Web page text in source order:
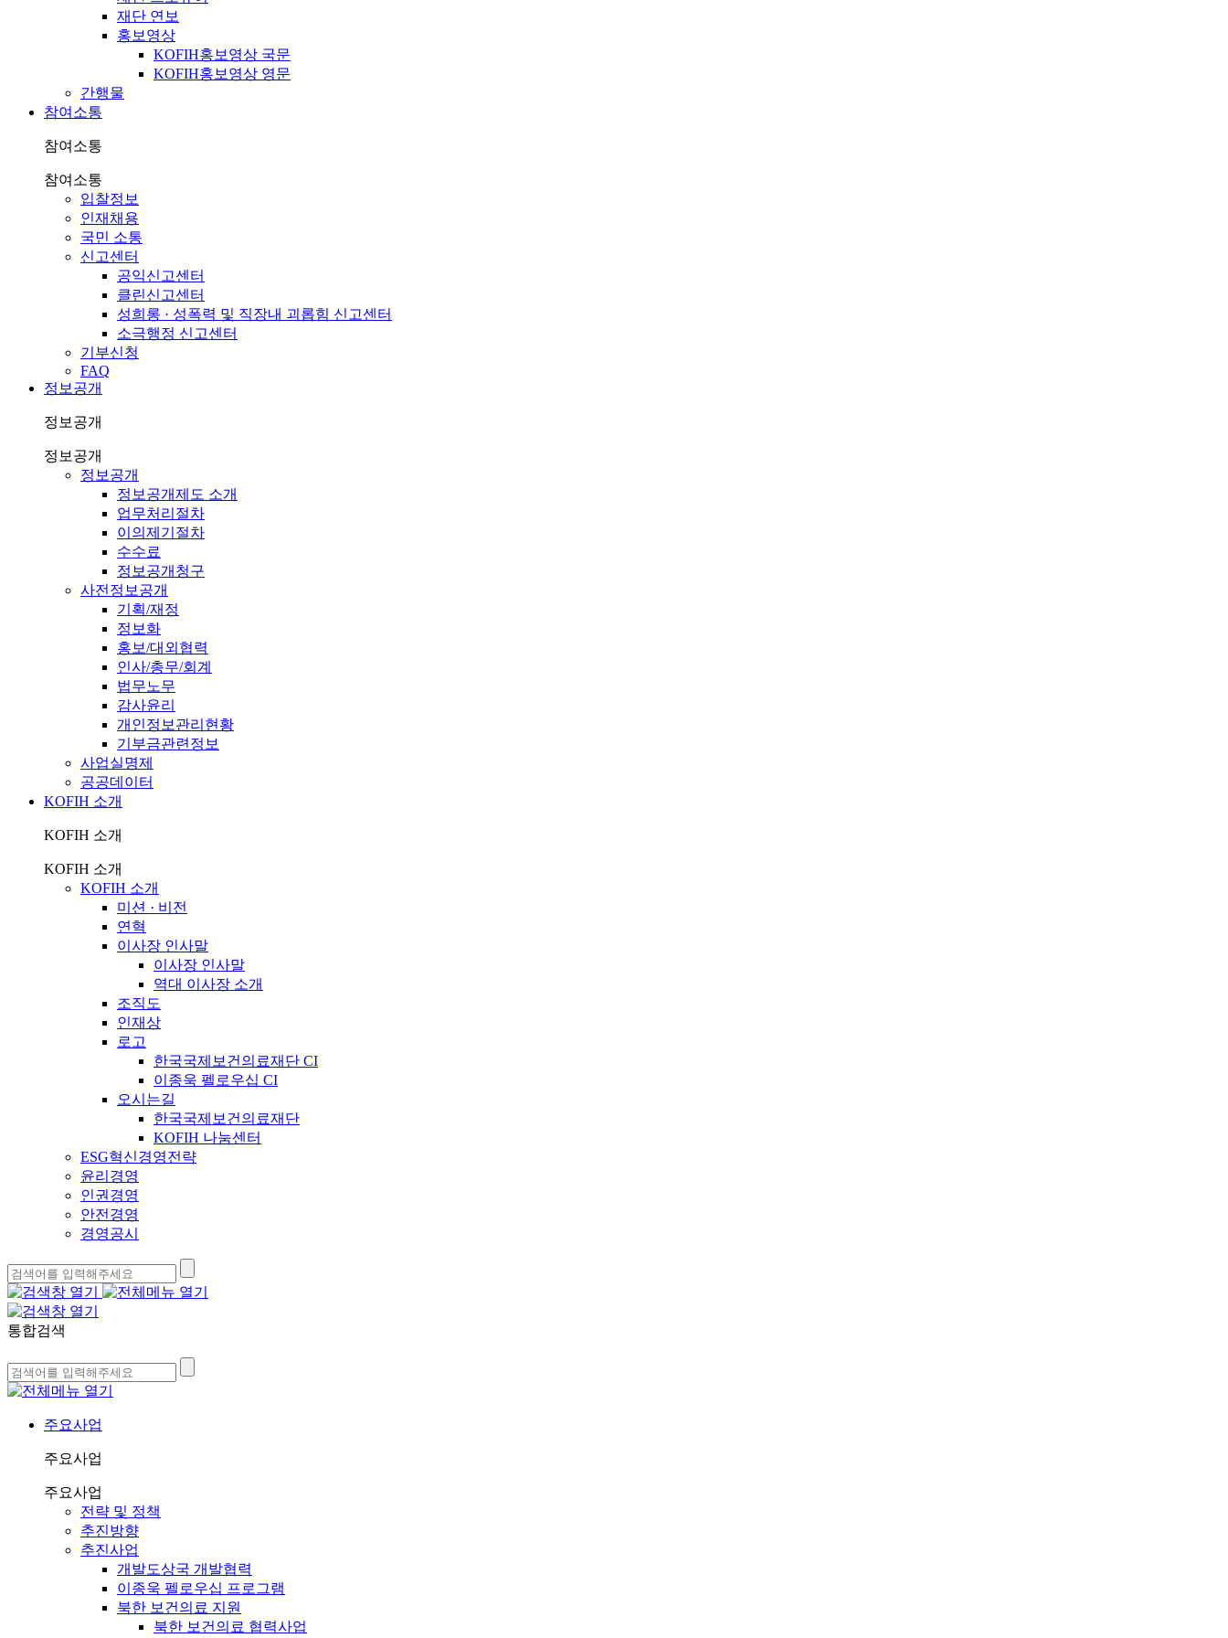
재단 연보
홍보영상
KOFIH홍보영상 국문
KOFIH홍보영상 영문
간행물
참여소통
참여소통
참여소통
입찰정보
인재채용
국민 소통
신고센터
공익신고센터
클린신고센터
성희롱 · 성폭력 및 직장내 괴롭힘 신고센터
소극행정 신고센터
기부신청
FAQ
정보공개
정보공개
정보공개
정보공개
정보공개제도 소개
업무처리절차
이의제기절차
수수료
정보공개청구
사전정보공개
기획/재정
정보화
홍보/대외협력
인사/총무/회계
법무노무
감사윤리
개인정보관리현황
기부금관련정보
사업실명제
공공데이터
KOFIH 소개
KOFIH 소개
KOFIH 소개
KOFIH 소개
미션 · 비전
연혁
이사장 인사말
이사장 인사말
역대 이사장 소개
조직도
인재상
로고
한국국제보건의료재단 CI
이종욱 펠로우십 CI
오시는길
한국국제보건의료재단
KOFIH 나눔센터
ESG혁신경영전략
윤리경영
인권경영
안전경영
경영공시
통합검색
주요사업
주요사업
주요사업
전략 및 정책
추진방향
추진사업
개발도상국 개발협력
이종욱 펠로우십 프로그램
북한 보건의료 지원
북한 보건의료 협력사업